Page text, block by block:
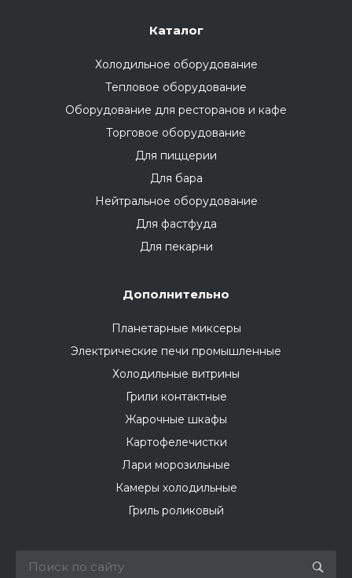
Каталог
Холодильное оборудование
Тепловое оборудование
Оборудование для ресторанов и кафе
Торговое оборудование
Для пиццерии
Для бара
Нейтральное оборудование
Для фастфуда
Для пекарни
Дополнительно
Планетарные миксеры
Электрические печи промышленные
Холодильные витрины
Грили контактные
Жарочные шкафы
Картофелечистки
Лари морозильные
Камеры холодильные
Гриль роликовый